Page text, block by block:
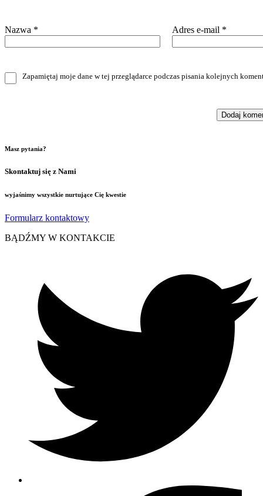
Nazwa * Adres e-mail *
Zapamiętaj moje dane w tej przeglądarce podczas pisania kolejnych
Masz pytania?
Skontaktuj się z Nami
wyjaśnimy wszystkie nurtujące Cię kwestie
Formularz kontaktowy
BĄDŹMY W KONTAKCIE